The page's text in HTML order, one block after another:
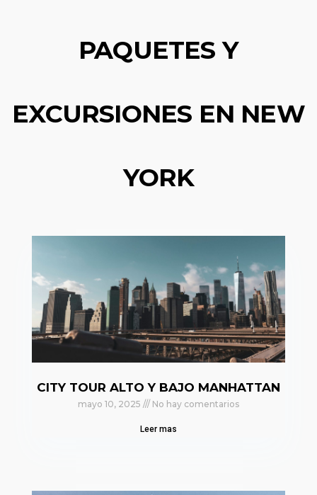
PAQUETES Y
EXCURSIONES EN NEW
YORK
CITY TOUR ALTO Y BAJO MANHATTAN
mayo 10, 2025 No hay comentarios
Leer mas